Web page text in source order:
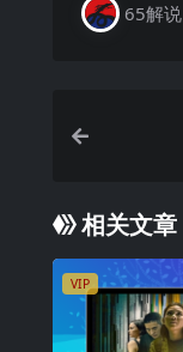
65解说
相关文章
VIP